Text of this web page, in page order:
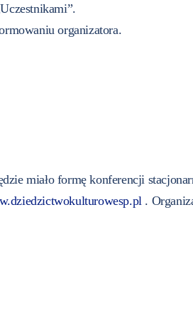
organizatora.
miało formę konferencji
.